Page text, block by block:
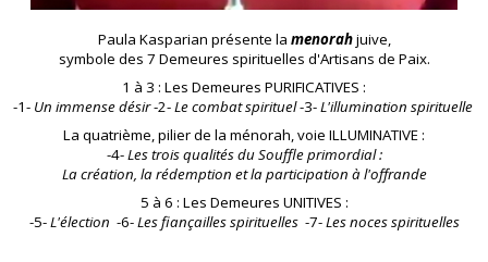
Paula Kasparian présente la menorahjuive,
symbole des 7 Demeures spirituelles d'Artisans de Paix.
1 à 3 : Les Demeures PURIFICATIVES :
-1- Un immense désir-2-Le combat spirituel-3-L'illumination spirituelle
La quatrième, pilier de la ménorah, voie ILLUMINATIVE :
-4-Les trois qualités du Souffle primordial :
La création, la rédemption et la participation à l'offrande
5 à 6 : Les Demeures UNITIVES :
-5-L'élection -6-Les fiançailles spirituelles-7-Les noces spirituelles